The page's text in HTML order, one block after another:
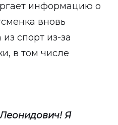
информацию о
вновь
спорт из-за
в том числе
Я